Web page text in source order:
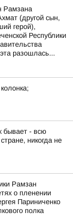
Рамзана
(другой сын,
герой),
Республики
разошлась...
бывает - всю
никогда не
Рамзан
о пленении
Париниченко
полка